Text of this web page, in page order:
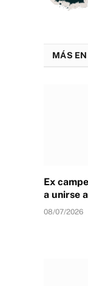
MÁS
Ex
a unirse
08/07/2026